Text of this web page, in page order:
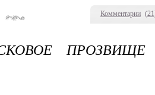
Комментарии (21